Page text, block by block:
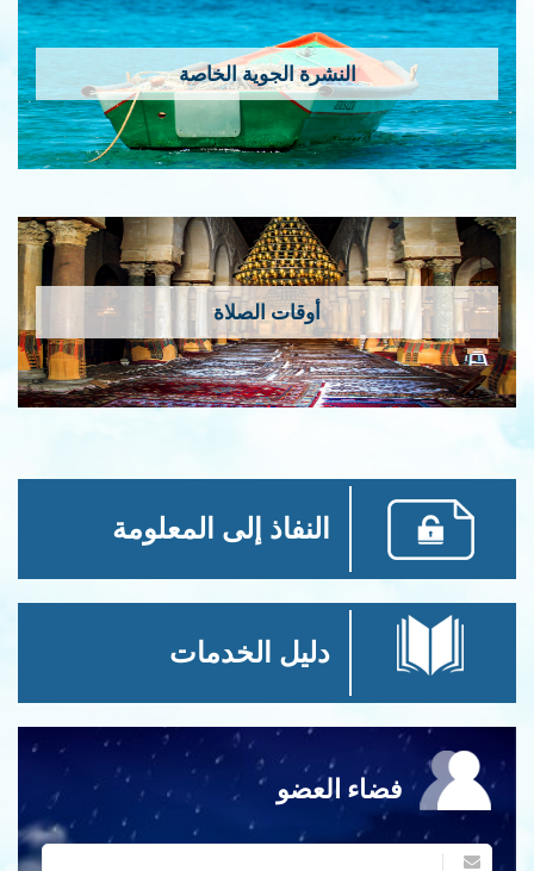
النشرة الجوية الخاصة
أوقات الصلاة
النفاذ إلى المعلومة
دليل الخدمات
فضاء العضو